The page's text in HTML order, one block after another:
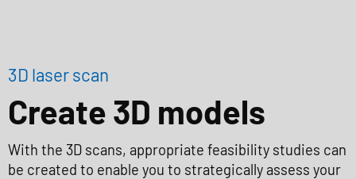
3D laser scan
Create 3D models
With the 3D scans, appropriate feasibility studies can
be created to enable you to strategically assess your